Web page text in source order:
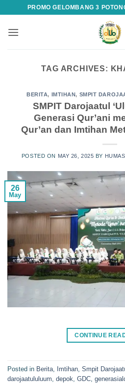
content
PROMO GELOMBANG 3
TAG ARCHIVES:
BERITA, IMTIHAN, SMPIT
SMPIT Darojaatul
Generasi Qur’ani
Qur’an dan Imtihan
POSTED ON MAY 26, 2025 BY
26
May
CONTINUE
Posted in Berita Imtihan Smpit
darojaatululuum depok GDC